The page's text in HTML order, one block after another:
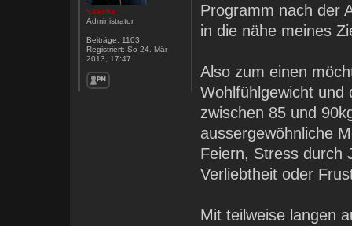
Programm nach der
in die nähe meines
Also zum einen
Wohlfühlgewicht und
zwischen 85 und
aussergewöhnliche
Feiern, Stress durch
Verliebtheit oder
Mit teilweise langen
Sascha
Administrator
Beiträge: 1103
Registriert: So 24. Mär
2013, 17:47